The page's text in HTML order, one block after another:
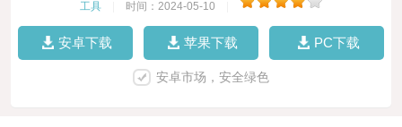
工具 时间：2024-05-10
安卓下载 苹果下载 PC下载
安卓市场，安全绿色